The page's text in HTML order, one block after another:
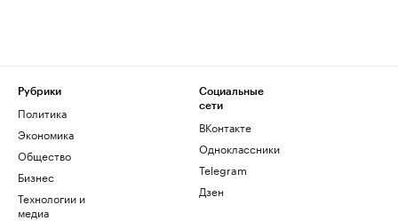
Рубрики
Политика
Экономика
Общество
Бизнес
Технологии и
медиа
Социальные
сети
ВКонтакте
Одноклассники
Telegram
Дзен